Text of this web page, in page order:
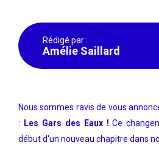
Rédigé par :
Amélie Saillard
Nous sommes ravis de vous
:
Les Gars des Eaux !Ce
début d'un nouveau chapitre dans